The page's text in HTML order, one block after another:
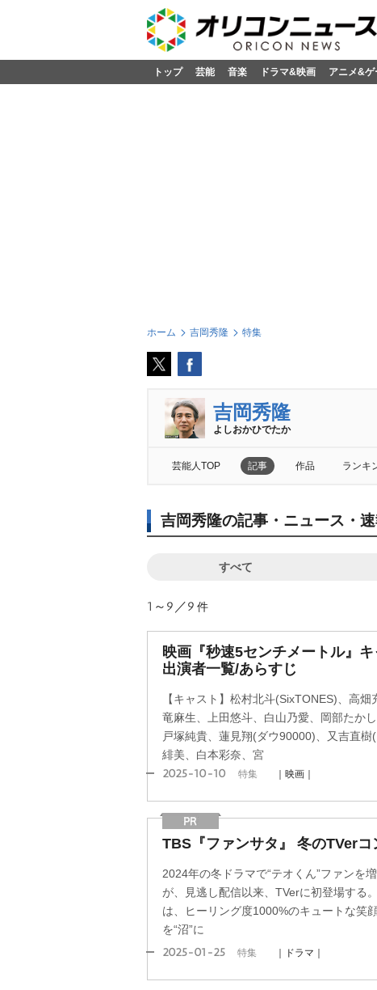
トップ 芸能 音楽 ドラマ&映画 アニメ&ゲ
ホーム 吉岡秀隆 特集
吉岡秀隆
よしおかひでたか
芸能人TOP 記事 作品 ランキ
吉岡秀隆の記事・ニュース・
すべて
1～9／9 件
映画『秒速5センチメートル』キ
出演者一覧/あらすじ
【キャスト】松村北斗(SixTONES)、高
竜麻生、上田悠斗、白山乃愛、岡部たか
戸塚純貴、蓮見翔(ダウ90000)、又吉直
緋美、白本彩奈、宮
2025-10-10 特集 ｜映画｜
TBS『ファンサタ』 冬のTVerコ
2024年の冬ドラマで“テオくん”ファンを
が、見逃し配信以来、TVerに初登場する
は、ヒーリング度1000%のキュートな笑
を“沼”に
2025-01-25 特集 ｜ドラマ｜